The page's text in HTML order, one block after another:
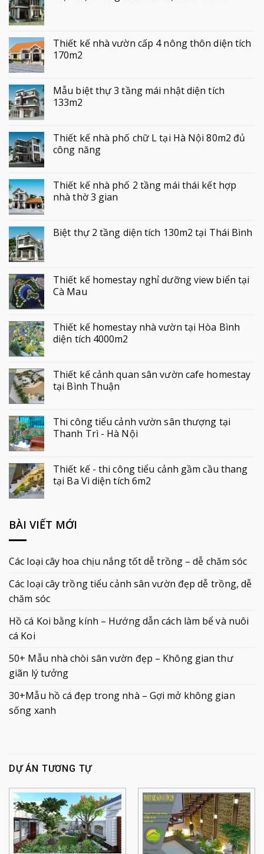
Thiết kế nhà vườn cấp 4 nông thôn diện tích
170m2
Mẫu biệt thự 3 tầng mái nhật diện tích
133m2
Thiết kế nhà phố chữ L tại Hà Nội 80m2 đủ
công năng
Thiết kế nhà phố 2 tầng mái thái kết hợp
nhà thờ 3 gian
Biệt thự 2 tầng diện tích 130m2 tại Thái Bình
Thiết kế homestay nghỉ dưỡng view biển tại
Cà Mau
Thiết kế homestay nhà vườn tại Hòa Bình
diện tích 4000m2
Thiết kế cảnh quan sân vườn cafe homestay
tại Bình Thuận
Thi công tiểu cảnh vườn sân thượng tại
Thanh Trì - Hà Nội
Thiết kế - thi công tiểu cảnh gầm cầu thang
tại Ba Vì diện tích 6m2
BÀI VIẾT MỚI
Các loại cây hoa chịu nắng tốt dễ trồng – dễ chăm sóc
Các loại cây trồng tiểu cảnh sân vườn đẹp dễ trồng, dễ
chăm sóc
Hồ cá Koi bằng kính – Hướng dẫn cách làm bể và nuôi
cá Koi
50+ Mẫu nhà chòi sân vườn đẹp – Không gian thư
giãn lý tưởng
30+Mẫu hồ cá đẹp trong nhà – Gợi mở không gian
sống xanh
DỰ ÁN TƯƠNG TỰ